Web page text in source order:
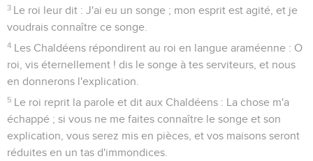
3 Le roi leur dit : J'ai eu un songe ; mon esprit est agité, et je
voudrais connaître ce songe.
4 Les Chaldéens répondirent au roi en langue araméenne : O
roi, vis éternellement ! dis le songe à tes serviteurs, et nous
en donnerons l'explication.
5 Le roi reprit la parole et dit aux Chaldéens : La chose m'a
échappé ; si vous ne me faites connaître le songe et son
explication, vous serez mis en pièces, et vos maisons seront
réduites en un tas d'immondices.